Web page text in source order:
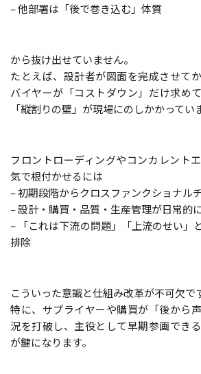
– 他部署は「後で巻き込む」体質
から抜け出せていません。
たとえば、設計者が図面を完成させて
バイヤーが「コストダウン」だけ求め
「縦割りの壁」が現場にのしかかってい
フロントローディングやコンカレント
気で根付かせるには
– 初期段階からクロスファンクショナル
– 設計・購買・品質・生産管理が日常的
– 「これは下流の問題」「上流のせい」
排除
こういった意識と仕組み改革が不可欠で
特に、サプライヤーや購買が「後から
況を打破し、主役として早期参画でき
が鍵になります。